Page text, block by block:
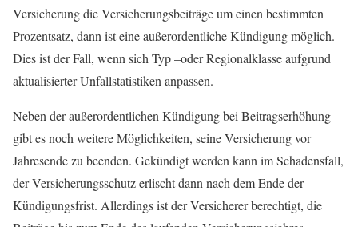
Versicherung die Versicherungsbeiträge um einen bestimmten
Prozentsatz, dann ist eine außerordentliche Kündigung möglich.
Dies ist der Fall, wenn sich Typ –oder Regionalklasse aufgrund
aktualisierter Unfallstatistiken anpassen.
Neben der außerordentlichen Kündigung bei Beitragserhöhung
gibt es noch weitere Möglichkeiten, seine Versicherung vor
Jahresende zu beenden. Gekündigt werden kann im Schadensfall,
der Versicherungsschutz erlischt dann nach dem Ende der
Kündigungsfrist. Allerdings ist der Versicherer berechtigt, die